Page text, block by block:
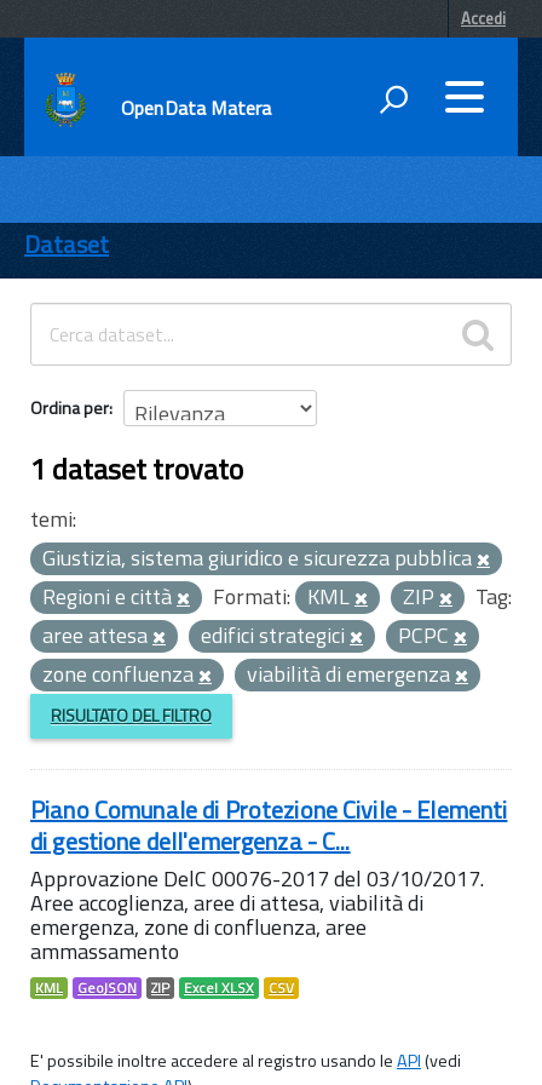
Accedi
OpenData Matera
ENTI
TEMI
INFORMAZIONI
Dataset
Ordina per
1 dataset trovato
temi:
Giustizia, sistema giuridico e sicurezza pubblica
Regioni e città
Formati: KML ZIP
Tag:
aree attesa
edifici strategici
PCPC
zone confluenza
viabilità di emergenza
RISULTATO DEL FILTRO
Piano Comunale di Protezione Civile - Elementi
di gestione dell'emergenza - C...
Approvazione DelC 00076-2017 del 03/10/2017.
Aree accoglienza, aree di attesa, viabilità di
emergenza, zone di confluenza, aree
ammassamento
KML GeoJSON ZIP Excel XLSX CSV
E' possibile inoltre accedere al registro usando leAPI(vedi